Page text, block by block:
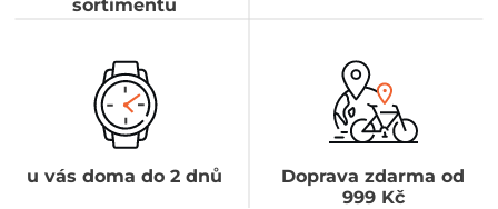
sortimentu
u vás doma do 2 dnů
Doprava zdarma od
999 Kč